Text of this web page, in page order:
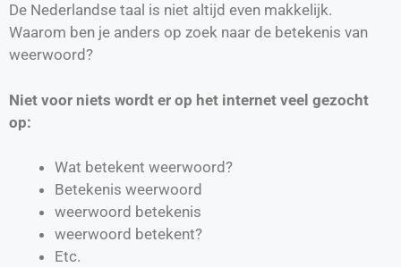
De Nederlandse taal is niet altijd even makkelijk.
Waarom ben je anders op zoek naar de betekenis van
weerwoord?
Niet voor niets wordt er op het internet veel gezocht
op:
Wat betekent weerwoord?
Betekenis weerwoord
weerwoord betekenis
weerwoord betekent?
Etc.